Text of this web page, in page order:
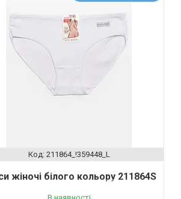
211864_!359448_L
жіночі білого кольору 211864S